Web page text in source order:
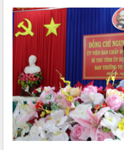
Trailer Lễ hội Sầu riêng Đắk Lắk năm
2026
Khám bệnh, cấp phát thuốc miễn phí
và tặng quà người dân xã Cư Pui
Hội nghị UBND tỉnh Đắk Lắk thường kỳ
tháng 7/2026
Lễ truy tặng danh hiệu “Bà Mẹ Việt
Nam Anh hùng” và trao Huân chương
Lao động
UBND tỉnh Đắk Lắk triển khai nhiệm
vụ 6 tháng cuối năm 2026
Kỳ họp thứ Hai, Hội đồng nhân dân
tỉnh khóa XI quyết nghị nhiều nội dung
ALBUM ẢNH